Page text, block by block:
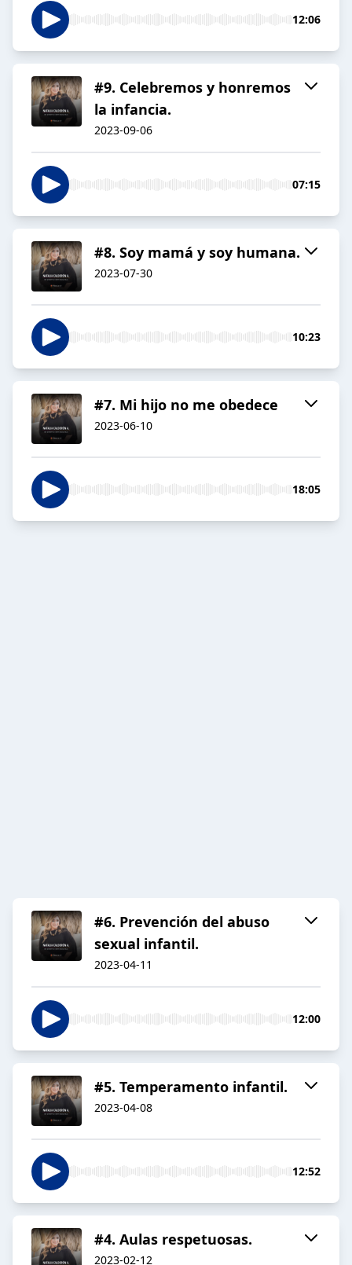
12:06
#9. Celebremos y honremos
la infancia.
2023-09-06
07:15
#8. Soy mamá y soy humana.
2023-07-30
10:23
#7. Mi hijo no me obedece
2023-06-10
18:05
#6. Prevención del abuso
sexual infantil.
2023-04-11
12:00
#5. Temperamento infantil.
2023-04-08
12:52
#4. Aulas respetuosas.
2023-02-12